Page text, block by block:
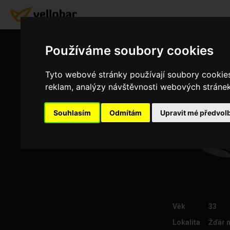
Používáme soubory cookies
Tyto webové stránky používají soubory
reklam, analýzy návštěvnosti webových
Souhlasím Odmítám Upravit mé
Věk
33
Lokalita
Žďár